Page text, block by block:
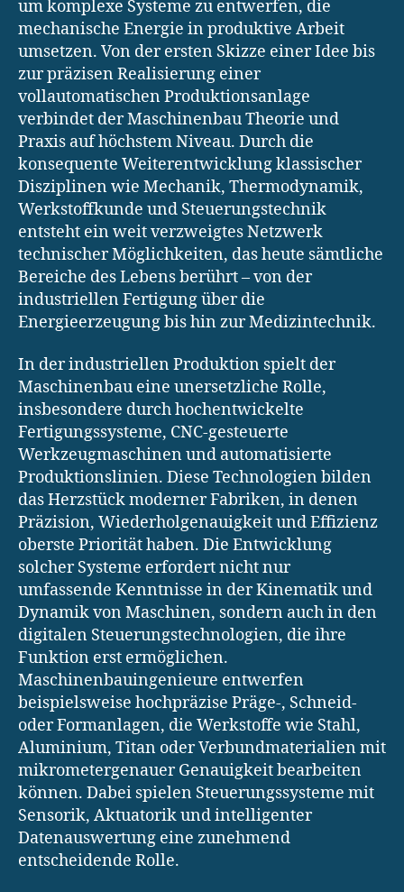
um komplexe Systeme zu entwerfen, die
mechanische Energie in produktive Arbeit
umsetzen. Von der ersten Skizze einer Idee bis
zur präzisen Realisierung einer
vollautomatischen Produktionsanlage
verbindet der Maschinenbau Theorie und
Praxis auf höchstem Niveau. Durch die
konsequente Weiterentwicklung klassischer
Disziplinen wie Mechanik, Thermodynamik,
Werkstoffkunde und Steuerungstechnik
entsteht ein weit verzweigtes Netzwerk
technischer Möglichkeiten, das heute sämtliche
Bereiche des Lebens berührt – von der
industriellen Fertigung über die
Energieerzeugung bis hin zur Medizintechnik.
In der industriellen Produktion spielt der
Maschinenbau eine unersetzliche Rolle,
insbesondere durch hochentwickelte
Fertigungssysteme, CNC-gesteuerte
Werkzeugmaschinen und automatisierte
Produktionslinien. Diese Technologien bilden
das Herzstück moderner Fabriken, in denen
Präzision, Wiederholgenauigkeit und Effizienz
oberste Priorität haben. Die Entwicklung
solcher Systeme erfordert nicht nur
umfassende Kenntnisse in der Kinematik und
Dynamik von Maschinen, sondern auch in den
digitalen Steuerungstechnologien, die ihre
Funktion erst ermöglichen.
Maschinenbauingenieure entwerfen
beispielsweise hochpräzise Präge-, Schneid-
oder Formanlagen, die Werkstoffe wie Stahl,
Aluminium, Titan oder Verbundmaterialien mit
mikrometergenauer Genauigkeit bearbeiten
können. Dabei spielen Steuerungssysteme mit
Sensorik, Aktuatorik und intelligenter
Datenauswertung eine zunehmend
entscheidende Rolle.